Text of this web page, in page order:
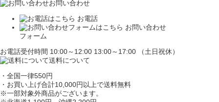
お問い合わせ
お電話
お問い合わせ
フォーム
お電話受付時間 10:00～12:00 13:00～17:00 （土日祝休）
送料について
・全国一律550円
・お買い上げ合計10,000円 以上で送料無料
※一部対象外商品がございます。